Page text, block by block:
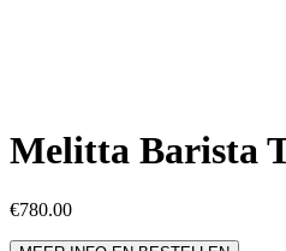
Melitta Barista
€780.00